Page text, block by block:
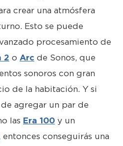
crear una atmósfera
Esto se puede
procesamiento de
2 o Arc de Sonos, que
sonoros con gran
de la habitación. Y si
agregar un par de
las Era 100 y un
entonces conseguirás una